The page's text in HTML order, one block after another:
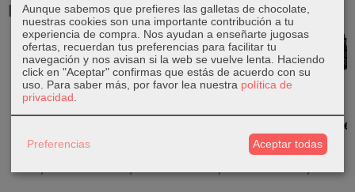
Productos Relacionados
resina
Ganesha de
resina
Aunque sabemos que prefieres las galletas de chocolate,
nuestras cookies son una importante contribución a tu
experiencia de compra. Nos ayudan a enseñarte jugosas
ofertas, recuerdan tus preferencias para facilitar tu
navegación y nos avisan si la web se vuelve lenta. Haciendo
click en "Aceptar" confirmas que estás de acuerdo con su
uso. Para saber más, por favor lea nuestra política de
privacidad
Preferencias Aceptar todas